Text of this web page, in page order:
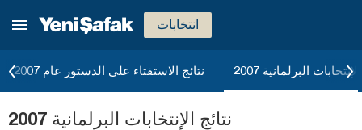
انتخابات
نتائج الاستفتاء على الدستور عام 2007 البرلمانية 2007
نتائج الإنتخابات البرلمانية 2007